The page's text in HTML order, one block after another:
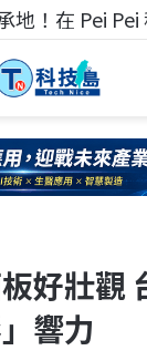
好壯觀
響力